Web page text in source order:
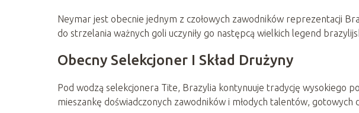
Neymar jest obecnie jednym z czołowych zawodników reprezentacji
do strzelania ważnych goli uczyniły go następcą wielkich legend
Obecny Selekcjoner I Skład Drużyny
Pod wodzą selekcjonera Tite, Brazylia kontynuuje tradycję wysokiego
mieszankę doświadczonych zawodników i młodych talentów, gotowych